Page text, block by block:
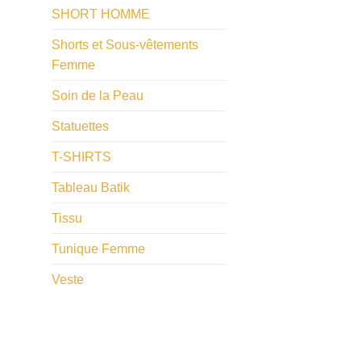
SHORT HOMME
Shorts et Sous-vêtements
Femme
Soin de la Peau
Statuettes
T-SHIRTS
Tableau Batik
Tissu
Tunique Femme
Veste